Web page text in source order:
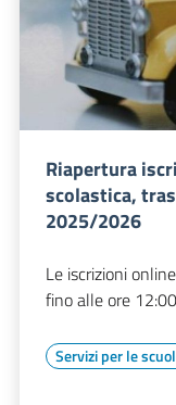
Riapertura
scolastica,
2025/2026
Le iscrizioni
fino alle ore
Servizi per le